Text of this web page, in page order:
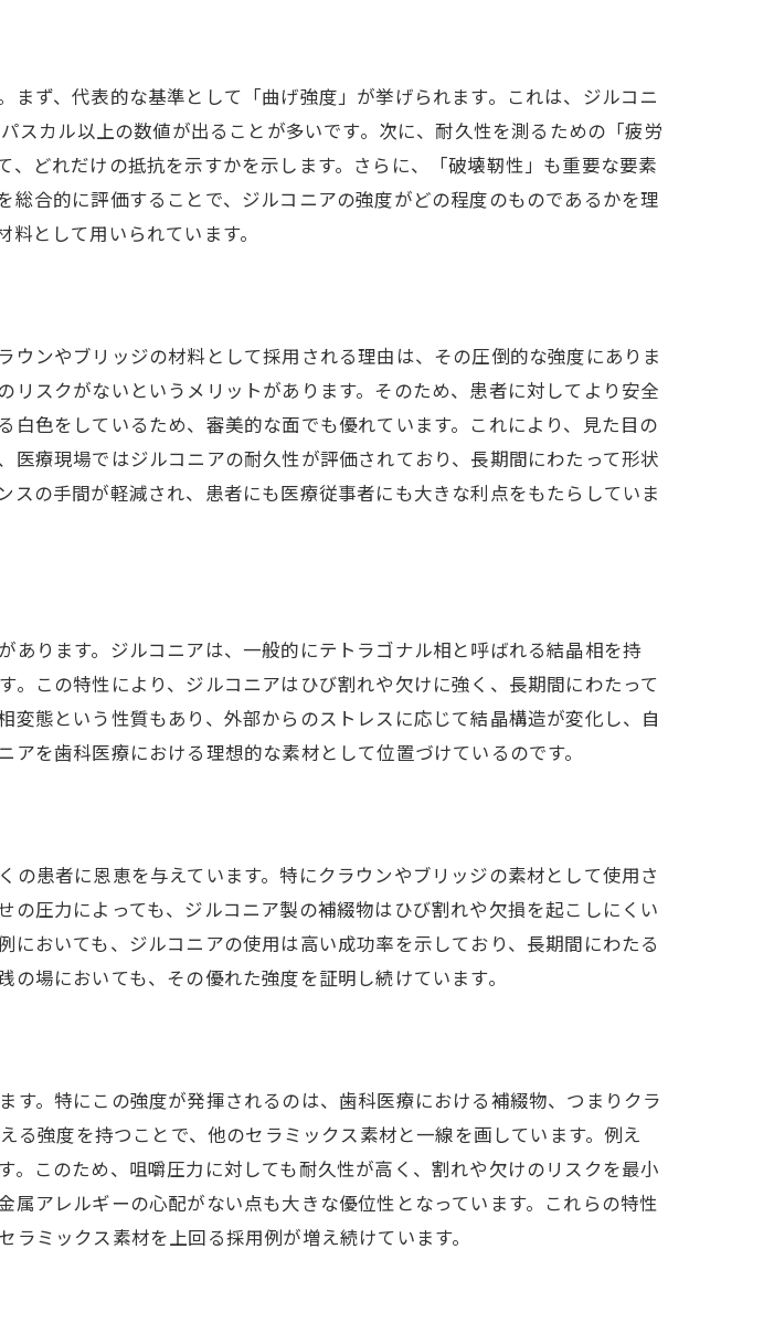
由とその背景
の違い
アの未来
歯科医療での新たな可能性
の特性
的安心
点とその影響
療現場の風景
に長期間の安心を提供する理由
果
コニアの信頼性
度が形状を維持するメカニズム
めの技術
の強度の利点
アの強度の重要性
コニアの特性
の関係
ルコニアの利点
な治療選択肢
ルコニアの強度
新たな安心感
ジルコニアの活用
ず、代表的な基準として「曲げ強度」が挙げられます。これは、ジルコニ
スカル以上の数値が出ることが多いです。次に、耐久性を測るための「疲労
どれだけの抵抗を示すかを示します。さらに、「破壊靭性」も重要な要素
合的に評価することで、ジルコニアの強度がどの程度のものであるかを理
として用いられています。
ンやブリッジの材料として採用される理由は、その圧倒的な強度にありま
スクがないというメリットがあります。そのため、患者に対してより安全
色をしているため、審美的な面でも優れています。これにより、見た目の
療現場ではジルコニアの耐久性が評価されており、長期間にわたって形状
の手間が軽減され、患者にも医療従事者にも大きな利点をもたらしていま
ります。ジルコニアは、一般的にテトラゴナル相と呼ばれる結晶相を持
この特性により、ジルコニアはひび割れや欠けに強く、長期間にわたって
態という性質もあり、外部からのストレスに応じて結晶構造が変化し、自
を歯科医療における理想的な素材として位置づけているのです。
患者に恩恵を与えています。特にクラウンやブリッジの素材として使用さ
圧力によっても、ジルコニア製の補綴物はひび割れや欠損を起こしにくい
おいても、ジルコニアの使用は高い成功率を示しており、長期間にわたる
場においても、その優れた強度を証明し続けています。
。特にこの強度が発揮されるのは、歯科医療における補綴物、つまりクラ
強度を持つことで、他のセラミックス素材と一線を画しています。例え
このため、咀嚼圧力に対しても耐久性が高く、割れや欠けのリスクを最小
アレルギーの心配がない点も大きな優位性となっています。これらの特性
ミックス素材を上回る採用例が増え続けています。